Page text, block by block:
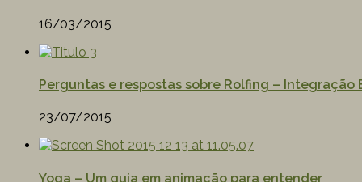
16/03/2015
Perguntas e respostas sobre Rolfing – Integração
23/07/2015
Yoga – Um guia em animação para entender